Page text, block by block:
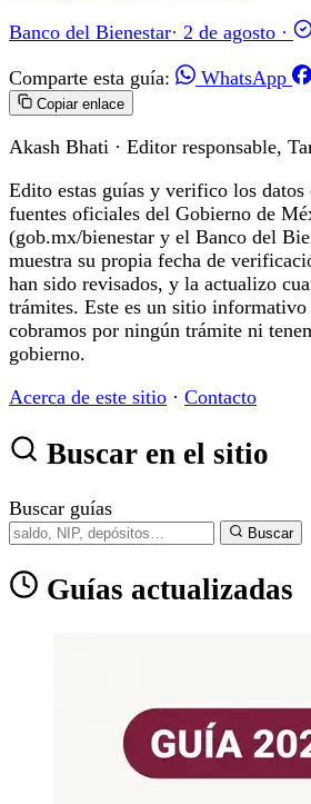
Banco del Bienestar· 2 de agosto ·
Comparte esta guía: WhatsApp
Copiar enlace
Akash Bhati · Editor responsable,
Edito estas guías y verifico los datos
fuentes oficiales del Gobierno de
(gob.mx/bienestar y el Banco del
muestra su propia fecha de
han sido revisados, y la actualizo
trámites. Este es un sitio
cobramos por ningún trámite ni
gobierno.
Acerca de este sitio · Contacto
Buscar en el sitio
Buscar guías
Buscar
Guías actualizadas